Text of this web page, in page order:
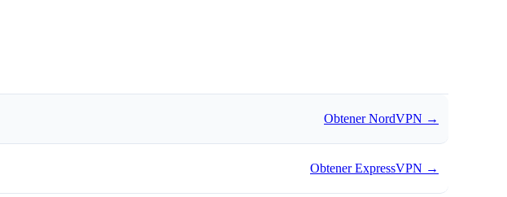
Obtener NordVPN →
Obtener ExpressVPN →